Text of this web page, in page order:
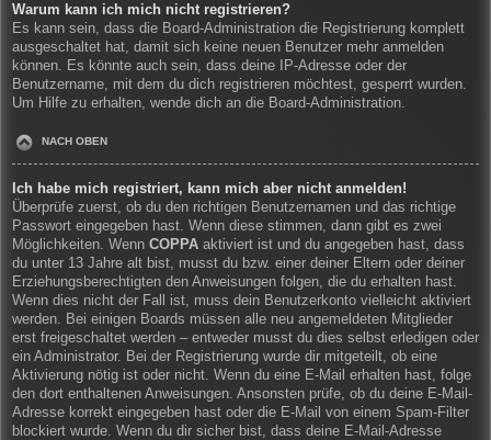
Warum kann ich mich nicht registrieren?
Es kann sein, dass die Board-Administration die Registrierung komplett
ausgeschaltet hat, damit sich keine neuen Benutzer mehr anmelden
können. Es könnte auch sein, dass deine IP-Adresse oder der
Benutzername, mit dem du dich registrieren möchtest, gesperrt wurden.
Um Hilfe zu erhalten, wende dich an die Board-Administration.
NACH OBEN
Ich habe mich registriert, kann mich aber nicht anmelden!
Überprüfe zuerst, ob du den richtigen Benutzernamen und das richtige
Passwort eingegeben hast. Wenn diese stimmen, dann gibt es zwei
Möglichkeiten. Wenn COPPA aktiviert ist und du angegeben hast, dass
du unter 13 Jahre alt bist, musst du bzw. einer deiner Eltern oder deiner
Erziehungsberechtigten den Anweisungen folgen, die du erhalten hast.
Wenn dies nicht der Fall ist, muss dein Benutzerkonto vielleicht aktiviert
werden. Bei einigen Boards müssen alle neu angemeldeten Mitglieder
erst freigeschaltet werden – entweder musst du dies selbst erledigen oder
ein Administrator. Bei der Registrierung wurde dir mitgeteilt, ob eine
Aktivierung nötig ist oder nicht. Wenn du eine E-Mail erhalten hast, folge
den dort enthaltenen Anweisungen. Ansonsten prüfe, ob du deine E-Mail-
Adresse korrekt eingegeben hast oder die E-Mail von einem Spam-Filter
blockiert wurde. Wenn du dir sicher bist, dass deine E-Mail-Adresse